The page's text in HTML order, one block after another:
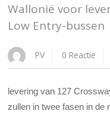
Wallonië voor
Low Entry-bussen
PV 0 Reactie
levering van 127
zullen in twee fasen in de